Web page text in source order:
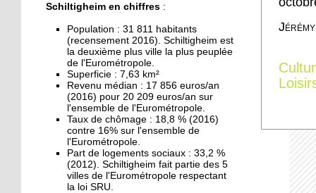
27 septembre 2019
Handball : Schiltigheim
affronte Sélestat pour la
suprématie régionale
27 septembre 2019
Pas de protection
fonctionnelle pour
l’ancien maire Kutner
27 septembre 2019
Schiltigheim en chiffres :
Population : 31 811 habitants
(recensement 2016). Schiltigheim est
la deuxième plus ville la plus peuplée
de l'Eurométropole.
Superficie : 7,63 km²
Revenu médian : 17 856 euros/an
(2016) pour 20 209 euros/an sur
l'ensemble de l'Eurométropole.
Taux de chômage : 18,8 % (2016)
contre 16% sur l'ensemble de
l'Eurométropole.
Part de logements sociaux : 33,2 %
(2012). Schiltigheim fait partie des 5
villes de l'Eurométropole respectant
la loi SRU.